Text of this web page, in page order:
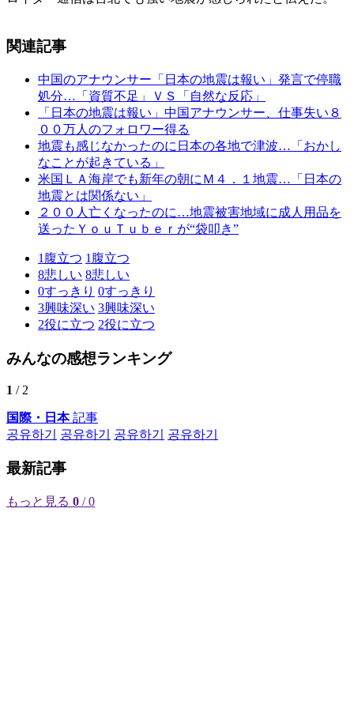
関連記事
中国のアナウンサー「日本の地震は報い」発言で停職
処分…「資質不足」ＶＳ「自然な反応」
「日本の地震は報い」中国アナウンサー、仕事失い８
００万人のフォロワー得る
地震も感じなかったのに日本の各地で津波…「おかし
なことが起きている」
米国ＬＡ海岸でも新年の朝にＭ４．１地震…「日本の
地震とは関係ない」
２００人亡くなったのに…地震被害地域に成人用品を
送ったＹｏｕＴｕｂｅｒが“袋叩き”
1 腹立つ 1 腹立つ
8悲しい 8悲しい
0すっきり 0すっきり
3興味深い 3興味深い
2役に立つ 2役に立つ
みんなの感想ランキング
1 / 2
国際・日本記事
공유하기
공유하기 공유하기 공유하기
最新記事
もっと見る 0 / 0